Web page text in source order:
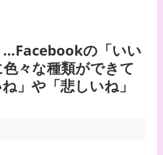
…Facebookの「いい
々な種類ができて
」や「悲しいね」